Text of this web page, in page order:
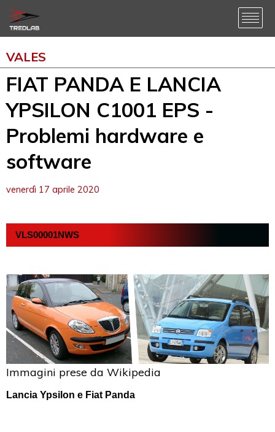
VALES
FIAT PANDA E LANCIA
YPSILON C1001 EPS -
Problemi hardware e
software
venerdì 17 aprile 2020
VLS00001NWS
Immagini prese da Wikipedia
Lancia Ypsilon e Fiat Panda